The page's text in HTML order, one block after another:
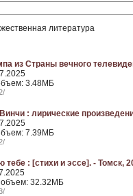
литература
из Страны вечного
3.48МБ
: лирические
7.39МБ
: [стихи и эссе]. - Томск,
объем: 32.32МБ